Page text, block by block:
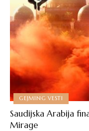
GEJMING VESTI
Saudijska Arabija
Mirage